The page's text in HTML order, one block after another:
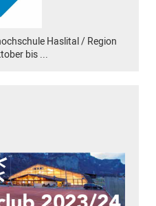
Haslital / Region
bis ...